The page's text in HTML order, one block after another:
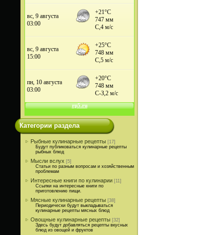
Категории раздела
Рыбные кулинарные рецепты [17]
Будут публиковаться кулинарные рецепты
рыбных блюд
Мысли вслух [5]
Статьи по разным вопросам и хозяйственным
проблемам
Интересные книги по кулинарии [11]
Ссылки на интересные книги по
приготовлению пищи.
Мясные кулинарные рецепты [38]
Периодически будут выкладываться
кулинарные рецепты мясных блюд
Овощные кулинарные рецепты [32]
Здесь будут добавляться рецепты вкусных
блюд из овощей и фруктов